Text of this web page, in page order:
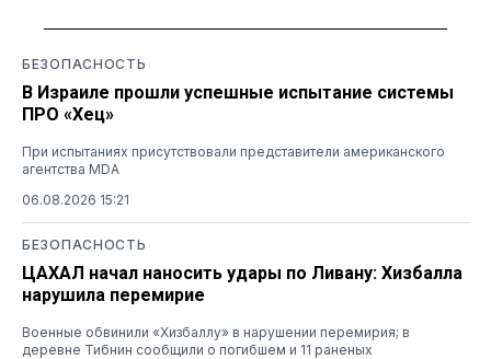
БЕЗОПАСНОСТЬ
В Израиле прошли успешные испытание системы
ПРО «Хец»
При испытаниях присутствовали представители американского
агентства MDA
06.08.2026 15:21
БЕЗОПАСНОСТЬ
ЦАХАЛ начал наносить удары по Ливану: Хизбалла
нарушила перемирие
Военные обвинили «Хизбаллу» в нарушении перемирия; в
деревне Тибнин сообщили о погибшем и 11 раненых